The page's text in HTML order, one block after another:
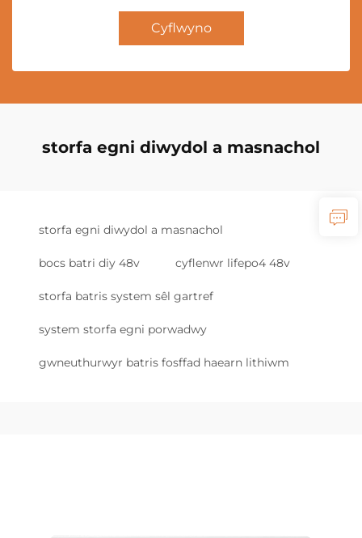
Cyflwyno
storfa egni diwydol a masnachol
storfa egni diwydol a masnachol
bocs batri diy 48v cyflenwr lifepo4 48v
storfa batris system sêl gartref
system storfa egni porwadwy
gwneuthurwyr batris fosffad haearn lithiwm